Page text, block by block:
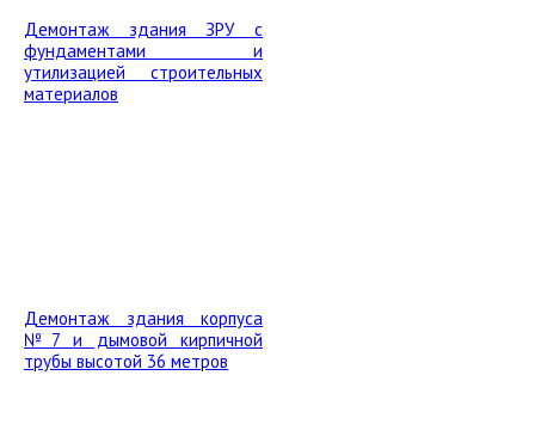
Демонтаж здания ЗРУ с
фундаментами и
утилизацией строительных
материалов
Демонтаж здания корпуса
№7 и дымовой кирпичной
трубы высотой 36 метров